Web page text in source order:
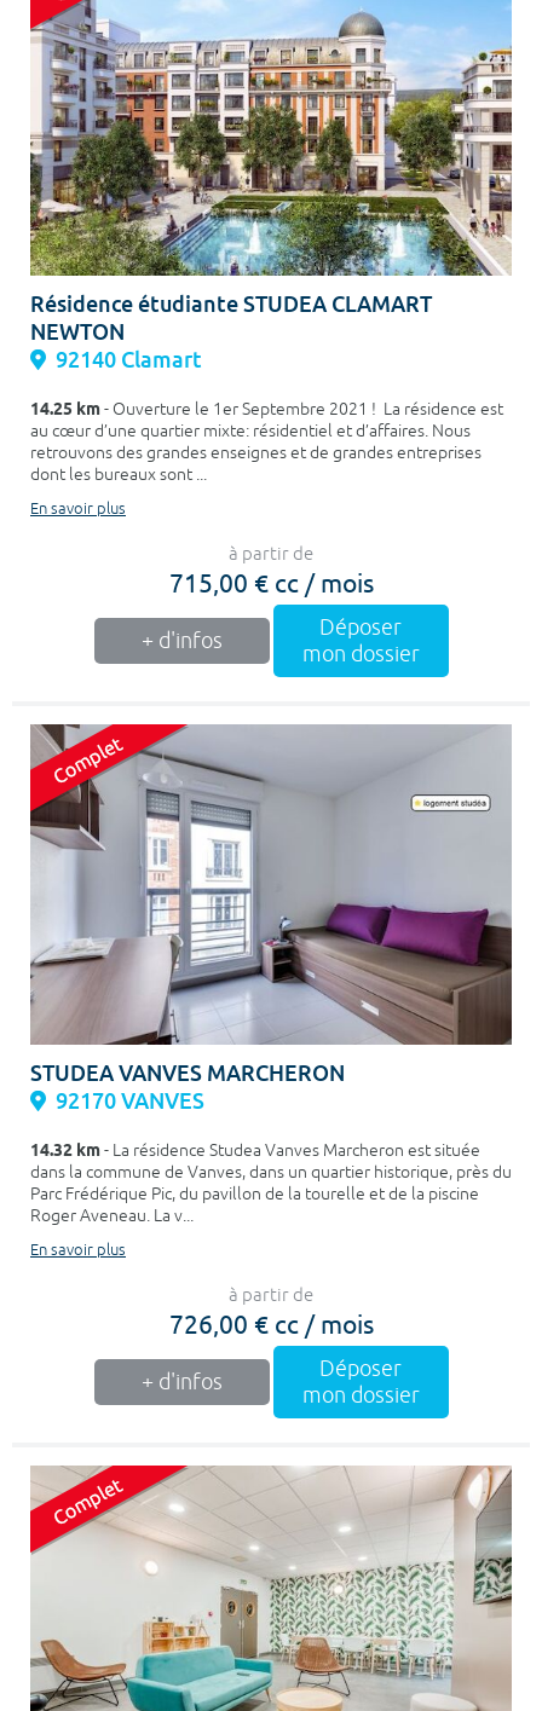
Résidence étudiante STUDEA CLAMART
NEWTON
92140 Clamart
14.25 km- Ouverture le 1er Septembre 2021 ! La résidence est
au cœur d’une quartier mixte: résidentiel et d’affaires. Nous
retrouvons des grandes enseignes et de grandes entreprises
dont les bureaux sont ...
En savoir plus
à partir de
715,00 € cc / mois
+ d'infos
Déposer
mon dossier
STUDEA VANVES MARCHERON
92170 VANVES
14.32 km- La résidence Studea Vanves Marcheron est située
dans la commune de Vanves, dans un quartier historique, près du
Parc Frédérique Pic, du pavillon de la tourelle et de la piscine
Roger Aveneau. La v...
En savoir plus
à partir de
726,00 € cc / mois
+ d'infos
Déposer
mon dossier